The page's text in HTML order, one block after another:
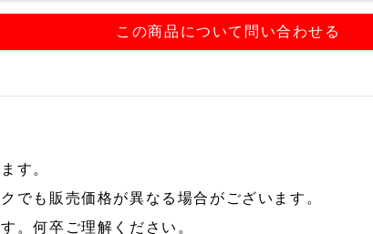
この商品について問い合わせる
す。
でも販売価格が異なる場合がございます。
。何卒ご理解ください。